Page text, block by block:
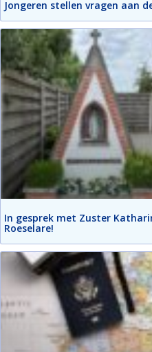
Jongeren stellen vragen aan
In gesprek met Zuster
Roeselare!